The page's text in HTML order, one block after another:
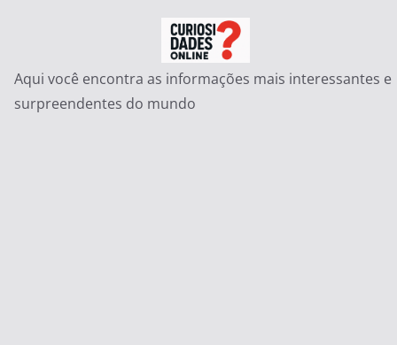
conteúdo
Aqui você encontra as informações mais interessantes e
surpreendentes do mundo